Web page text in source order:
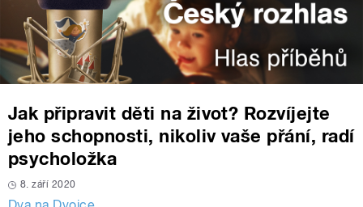
Jak připravit děti na život? Rozvíjejte
jeho schopnosti, nikoliv vaše přání, radí
psycholožka
8. září 2020